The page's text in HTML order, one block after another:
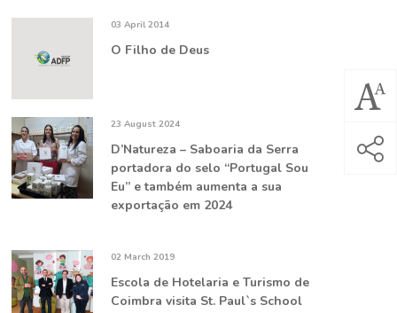
03 April 2014
O Filho de Deus
23 August 2024
D’Natureza – Saboaria da Serra
portadora do selo “Portugal Sou
Eu” e também aumenta a sua
exportação em 2024
02 March 2019
Escola de Hotelaria e Turismo de
Coimbra visita St. Paul`s School